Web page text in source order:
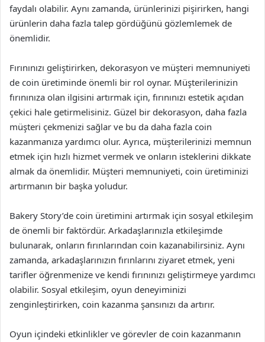
faydalı olabilir. Aynı zamanda, ürünlerinizi pişirirken, hangi
ürünlerin daha fazla talep gördüğünü gözlemlemek de
önemlidir.
Fırınınızı geliştirirken, dekorasyon ve müşteri memnuniyeti
de coin üretiminde önemli bir rol oynar. Müşterilerinizin
fırınınıza olan ilgisini artırmak için, fırınınızı estetik açıdan
çekici hale getirmelisiniz. Güzel bir dekorasyon, daha fazla
müşteri çekmenizi sağlar ve bu da daha fazla coin
kazanmanıza yardımcı olur. Ayrıca, müşterilerinizi memnun
etmek için hızlı hizmet vermek ve onların isteklerini dikkate
almak da önemlidir. Müşteri memnuniyeti, coin üretiminizi
artırmanın bir başka yoludur.
Bakery Story’de coin üretimini artırmak için sosyal etkileşim
de önemli bir faktördür. Arkadaşlarınızla etkileşimde
bulunarak, onların fırınlarından coin kazanabilirsiniz. Aynı
zamanda, arkadaşlarınızın fırınlarını ziyaret etmek, yeni
tarifler öğrenmenize ve kendi fırınınızı geliştirmeye yardımcı
olabilir. Sosyal etkileşim, oyun deneyiminizi
zenginleştirirken, coin kazanma şansınızı da artırır.
Oyun içindeki etkinlikler ve görevler de coin kazanmanın